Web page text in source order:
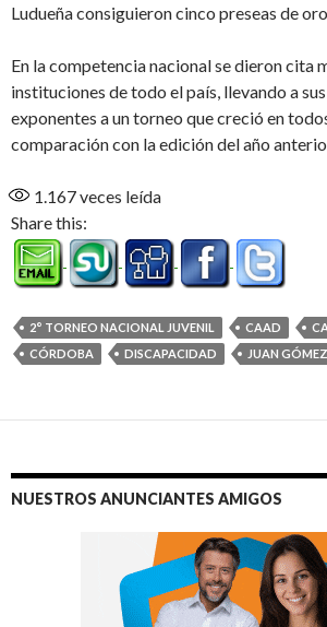
Ludueña consiguieron cinco preseas de oro.
En la competencia nacional se dieron cita
instituciones de todo el país, llevando a
exponentes a un torneo que creció en
comparación con la edición del año
1.167veces leída
Share this:
2° TORNEO NACIONAL JUVENIL CAAD
CÓRDOBA
DISCAPACIDAD JUAN GÓMEZ
NUESTROS ANUNCIANTES AMIGOS